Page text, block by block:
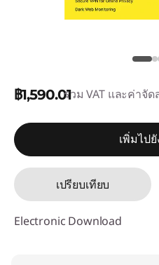
฿1,590.01รวม VAT และค่าจัด
เพิ่มไป
เปรียบเทียบ
Electronic Download